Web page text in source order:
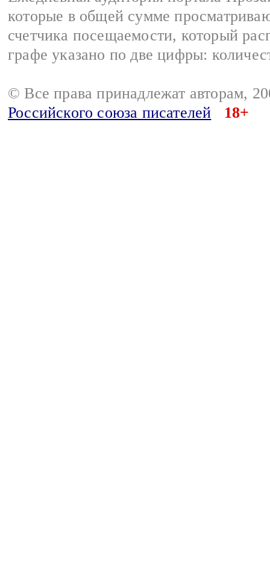
которые в общей сумме
счетчика посещаемости, который
графе указано по две цифры:
© Все права принадлежат авторам,
Российского союза писателей
18+